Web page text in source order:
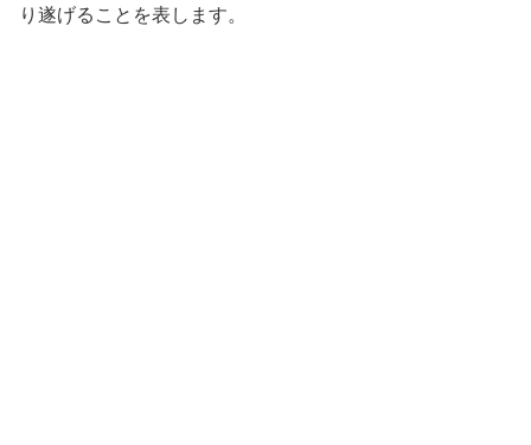
り遂げることを表します。